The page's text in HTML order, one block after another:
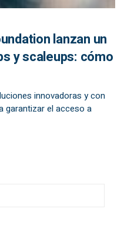
lanzan un
y scaleups: cómo
innovadoras y con
garantizar el acceso a